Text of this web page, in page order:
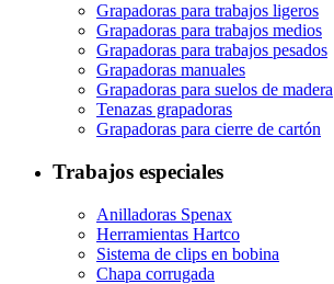
Grapadoras para trabajos ligeros
Grapadoras para trabajos medios
Grapadoras para trabajos pesados
Grapadoras manuales
Grapadoras para suelos de madera
Tenazas grapadoras
Grapadoras para cierre de cartón
Trabajos especiales
Anilladoras Spenax
Herramientas Hartco
Sistema de clips en bobina
Chapa corrugada